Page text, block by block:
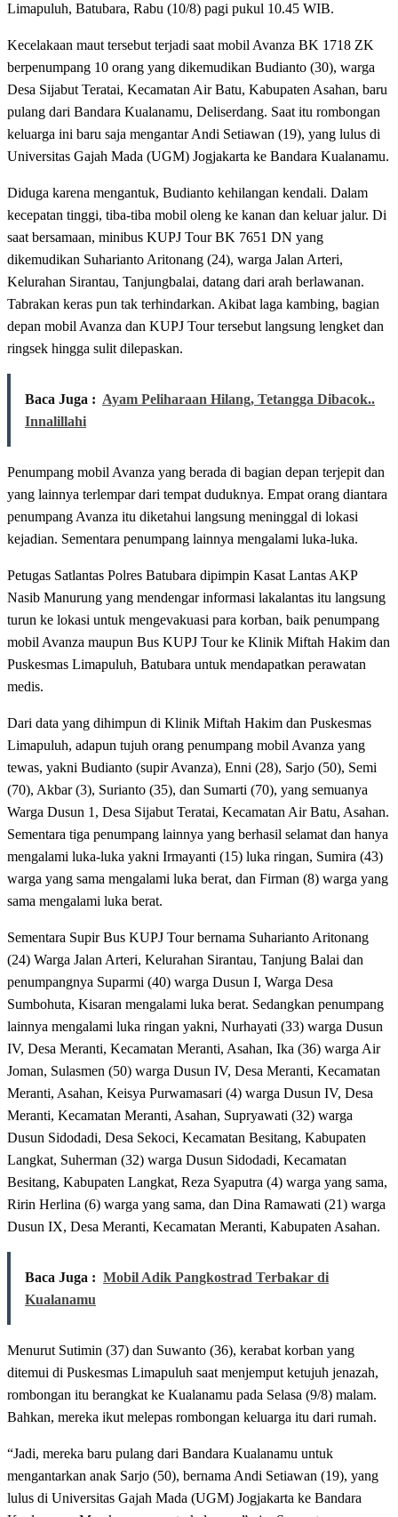
Limapuluh, Batubara, Rabu (10/8) pagi pukul 10.45 WIB.
Kecelakaan maut tersebut terjadi saat mobil Avanza BK 1718 ZK
berpenumpang 10 orang yang dikemudikan Budianto (30), warga
Desa Sijabut Teratai, Kecamatan Air Batu, Kabupaten Asahan, baru
pulang dari Bandara Kualanamu, Deliserdang. Saat itu rombongan
keluarga ini baru saja mengantar Andi Setiawan (19), yang lulus di
Universitas Gajah Mada (UGM) Jogjakarta ke Bandara Kualanamu.
Diduga karena mengantuk, Budianto kehilangan kendali. Dalam
kecepatan tinggi, tiba-tiba mobil oleng ke kanan dan keluar jalur. Di
saat bersamaan, minibus KUPJ Tour BK 7651 DN yang
dikemudikan Suharianto Aritonang (24), warga Jalan Arteri,
Kelurahan Sirantau, Tanjungbalai, datang dari arah berlawanan.
Tabrakan keras pun tak terhindarkan. Akibat laga kambing, bagian
depan mobil Avanza dan KUPJ Tour tersebut langsung lengket dan
ringsek hingga sulit dilepaskan.
Baca Juga : Ayam Peliharaan Hilang, Tetangga Dibacok..
Innalillahi
Penumpang mobil Avanza yang berada di bagian depan terjepit dan
yang lainnya terlempar dari tempat duduknya. Empat orang diantara
penumpang Avanza itu diketahui langsung meninggal di lokasi
kejadian. Sementara penumpang lainnya mengalami luka-luka.
Petugas Satlantas Polres Batubara dipimpin Kasat Lantas AKP
Nasib Manurung yang mendengar informasi lakalantas itu langsung
turun ke lokasi untuk mengevakuasi para korban, baik penumpang
mobil Avanza maupun Bus KUPJ Tour ke Klinik Miftah Hakim dan
Puskesmas Limapuluh, Batubara untuk mendapatkan perawatan
medis.
Dari data yang dihimpun di Klinik Miftah Hakim dan Puskesmas
Limapuluh, adapun tujuh orang penumpang mobil Avanza yang
tewas, yakni Budianto (supir Avanza), Enni (28), Sarjo (50), Semi
(70), Akbar (3), Surianto (35), dan Sumarti (70), yang semuanya
Warga Dusun 1, Desa Sijabut Teratai, Kecamatan Air Batu, Asahan.
Sementara tiga penumpang lainnya yang berhasil selamat dan hanya
mengalami luka-luka yakni Irmayanti (15) luka ringan, Sumira (43)
warga yang sama mengalami luka berat, dan Firman (8) warga yang
sama mengalami luka berat.
Sementara Supir Bus KUPJ Tour bernama Suharianto Aritonang
(24) Warga Jalan Arteri, Kelurahan Sirantau, Tanjung Balai dan
penumpangnya Suparmi (40) warga Dusun I, Warga Desa
Sumbohuta, Kisaran mengalami luka berat. Sedangkan penumpang
lainnya mengalami luka ringan yakni, Nurhayati (33) warga Dusun
IV, Desa Meranti, Kecamatan Meranti, Asahan, Ika (36) warga Air
Joman, Sulasmen (50) warga Dusun IV, Desa Meranti, Kecamatan
Meranti, Asahan, Keisya Purwamasari (4) warga Dusun IV, Desa
Meranti, Kecamatan Meranti, Asahan, Supryawati (32) warga
Dusun Sidodadi, Desa Sekoci, Kecamatan Besitang, Kabupaten
Langkat, Suherman (32) warga Dusun Sidodadi, Kecamatan
Besitang, Kabupaten Langkat, Reza Syaputra (4) warga yang sama,
Ririn Herlina (6) warga yang sama, dan Dina Ramawati (21) warga
Dusun IX, Desa Meranti, Kecamatan Meranti, Kabupaten Asahan.
Baca Juga : Mobil Adik Pangkostrad Terbakar di
Kualanamu
Menurut Sutimin (37) dan Suwanto (36), kerabat korban yang
ditemui di Puskesmas Limapuluh saat menjemput ketujuh jenazah,
rombongan itu berangkat ke Kualanamu pada Selasa (9/8) malam.
Bahkan, mereka ikut melepas rombongan keluarga itu dari rumah.
“Jadi, mereka baru pulang dari Bandara Kualanamu untuk
mengantarkan anak Sarjo (50), bernama Andi Setiawan (19), yang
lulus di Universitas Gajah Mada (UGM) Jogjakarta ke Bandara